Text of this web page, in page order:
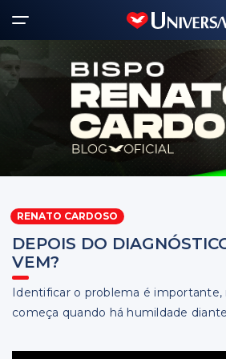
RENATO CARDOSO
DEPOIS DO
VEM?
Identificar o problema é importante,
começa quando há humildade